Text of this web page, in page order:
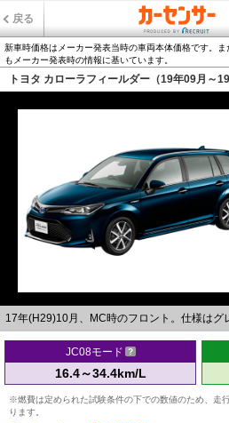
戻る
新車時価格はメーカー発表当時の車両本体価格です。
もメーカー発表時の情報に基いています。
トヨタ カローラフィールダー（19年09月～
17年(H29)10月、MC時のフロント。仕様はグ
JC08モード
16.4～34.4km/L
※燃費は定められた試験条件の下での数値のため、走
ります。